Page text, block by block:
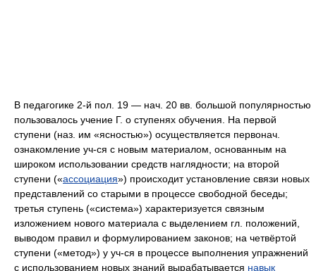
В педагогике 2-й пол. 19 — нач. 20 вв. большой популярностью
пользовалось учение Г. о ступенях обучения. На первой
ступени (наз. им «ясностью») осуществляется первонач.
ознакомление уч-ся с новым материалом, основанным на
широком использовании средств наглядности; на второй
ступени («ассоциация») происходит установление связи новых
представлений со старыми в процессе свободной беседы;
третья ступень («система») характеризуется связным
изложением нового материала с выделением гл. положений,
выводом правил и формулированием законов; на четвёртой
ступени («метод») у уч-ся в процессе выполнения упражнений
с использованием новых знаний вырабатывается навык